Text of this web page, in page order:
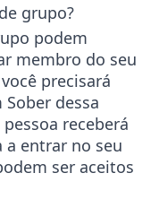
grupo?
podem
membro do seu
precisará
dessa
receberá
a entrar no seu
ser aceitos